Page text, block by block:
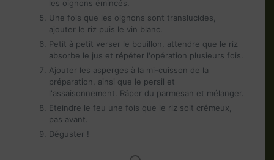
les oignons émincés.
Une fois que les oignons sont translucides,
ajouter le riz puis le vin blanc.
Petit à petit verser le bouillon, attendre que le riz
absorbe le jus et répéter l'opération plusieurs fois.
Ajouter les asperges à la mi-cuisson de la
préparation, ainsi que le persil et
l'assaisonnement. Râper du parmesan et mélanger.
Eteindre le feu une fois que le riz soit crémeux,
pas avant.
Déguster !